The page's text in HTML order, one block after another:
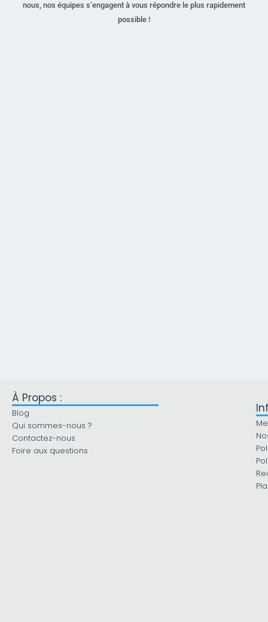
nous, nos équipes s’engagent à vous répondre le plus rapidement
possible !
À Propos :
Blog
Qui sommes-nous ?
Contactez-nous
Foire aux questions